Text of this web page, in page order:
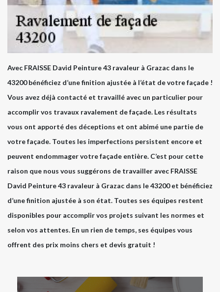
Avec FRAISSE David Peinture 43 ravaleur à Grazac dans le
43200 bénéficiez d’une finition ajustée à l’état de votre façade !
Vous avez déjà contacté et travaillé avec un particulier pour
accomplir vos travaux ravalement de façade. Les résultats
vous ont apporté des déceptions et ont abimé une partie de
votre façade. Toutes les imperfections persistent encore et
peuvent endommager votre façade entière. C’est pour cette
raison que nous vous suggérons de travailler avec FRAISSE
David Peinture 43 ravaleur à Grazac dans le 43200 et bénéficiez
d’une finition ajustée à son état. Toutes ses équipes restent
disponibles pour accomplir vos projets suivant les normes et
selon vos attentes. En un rien de temps, ses équipes vous
offrent des prix moins chers et devis gratuit !